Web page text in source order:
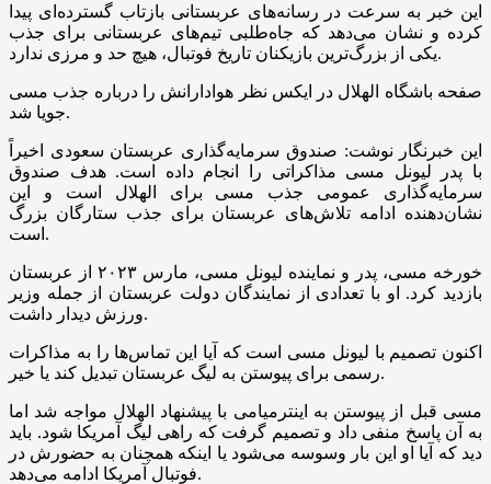
این خبر به سرعت در رسانه‌های عربستانی بازتاب گسترده‌ای پیدا
کرده و نشان می‌دهد که جاه‌طلبی تیم‌های عربستانی برای جذب
یکی از بزرگ‌ترین بازیکنان تاریخ فوتبال، هیچ حد و مرزی ندارد.
صفحه باشگاه الهلال در ایکس نظر هوادارانش را درباره جذب مسی
جویا شد.
این خبرنگار نوشت: صندوق سرمایه‌گذاری عربستان سعودی اخیراً
با پدر لیونل مسی مذاکراتی را انجام داده است. هدف صندوق
سرمایه‌گذاری عمومی جذب مسی برای الهلال است و این
نشان‌دهنده ادامه تلاش‌های عربستان برای جذب ستارگان بزرگ
است.
خورخه مسی، پدر و نماینده لیونل مسی، مارس ۲۰۲۳ از عربستان
بازدید کرد. او با تعدادی از نمایندگان دولت عربستان از جمله وزیر
ورزش دیدار داشت.
اکنون تصمیم‌ با لیونل مسی است که آیا این تماس‌ها را به مذاکرات
رسمی برای پیوستن به لیگ عربستان تبدیل کند یا خیر.
مسی قبل از پیوستن به اینترمیامی با پیشنهاد الهلال مواجه شد اما
به آن پاسخ منفی داد و تصمیم گرفت که راهی لیگ آمریکا شود. باید
دید که آیا او این بار وسوسه می‌شود یا اینکه همچنان به حضورش در
فوتبال آمریکا ادامه می‌دهد.